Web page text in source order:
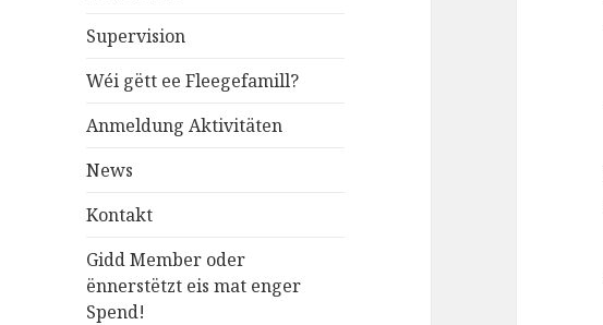
Supervision
Wéi gëtt ee Fleegefamill?
Anmeldung Aktivitäten
News
Kontakt
Gidd Member oder
ënnerstëtzt eis mat enger
Spend!